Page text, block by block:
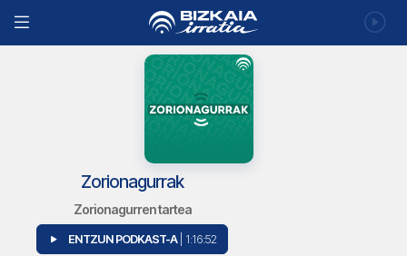
Zorionagurrak
Zorionagurren tartea
ENTZUN PODKAST-A | 1:16:52